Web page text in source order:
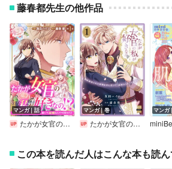
藤春都先生の他作品
マンガ｜話
たかが女官の私が好きなの！？ 婚約破棄された姫様を差し置いて、結婚なんてできません！
マンガ｜巻
たかが女官の私が好きなの！？ 婚約破棄された姫様を差し置いて、結婚なんてできません！【単行本版】【電子限定特典付き】
マンガ
この本を読んだ人はこんな本も読